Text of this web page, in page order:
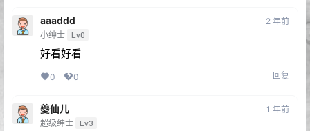
aaaddd
小绅士 Lv0
2 年前
好看好看
0 0 回复
夔仙儿
超级绅士 Lv3
1 年前